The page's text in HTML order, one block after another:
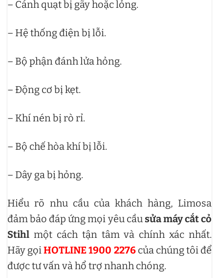
– Cánh quạt bị gãy hoặc lỏng.
– Hệ thống điện bị lỗi.
– Bộ phận đánh lửa hỏng.
– Động cơ bị kẹt.
– Khí nén bị rò rỉ.
– Bộ chế hòa khí bị lỗi.
– Dây ga bị hỏng.
Hiểu rõ nhu cầu của khách hàng, Limosa
đảm bảo đáp ứng mọi yêu cầusửa máy cắt cỏ
Stihl một cách tận tâm và chính xác nhất.
Hãy gọiHOTLINE 1900 2276của chúng tôi để
được tư vấn và hổ trợ nhanh chóng.